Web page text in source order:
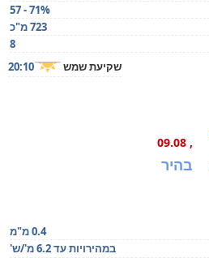
57 - 71%
723 מ"כ
8
שקיעת שמש 20:10
, 09.08
בהיר
0.4 מ"מ
במהירויות עד 6.2 מ'/ש'